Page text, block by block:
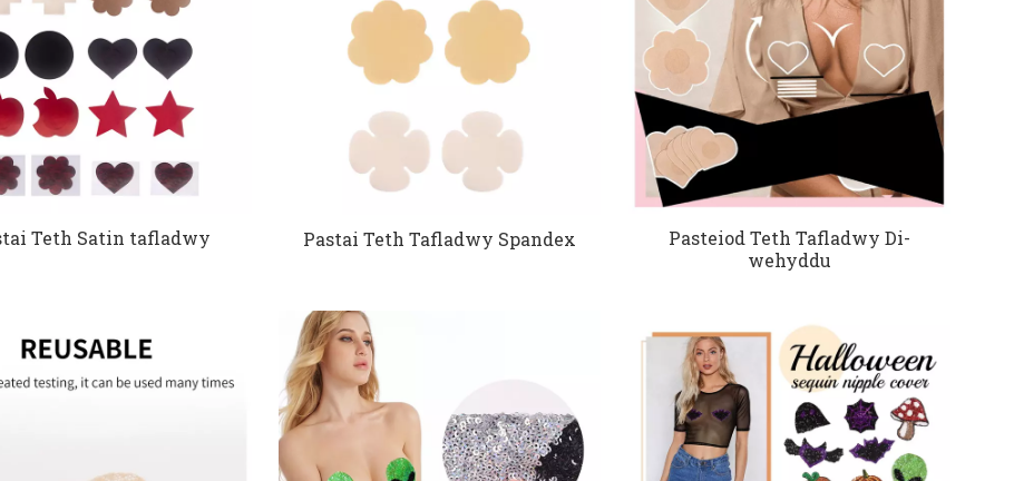
Teth Satin tafladwy Pastai Teth Tafladwy Spandex
Pasteiod Teth Tafladwy Di-
wehyddu